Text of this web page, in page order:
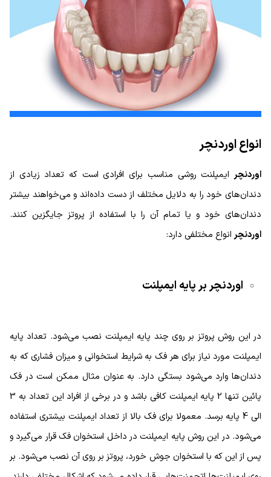
انواع اوردنچر
اوردنچر ایمپلنت روشی مناسب برای افرادی است که تعداد زیادی از
دندان‌های خود را به دلایل مختلف از دست داده‌اند و می‌خواهند بیشتر
دندان‌های خود و یا تمام آن را با استفاده از پروتز جایگزین کنند.
اوردنچر انواع مختلفی دارد:
اوردنچر بر پایه ایمپلنت
در این روش پروتز بر روی چند پایه ایمپلنت نصب می‌شود. تعداد پایه
ایمپلنت مورد نیاز برای هر فک به شرایط استخوانی و میزان فشاری که به
دندان‌ها وارد می‌شود بستگی دارد. به عنوان مثال ممکن است در فک
پائین تنها 2 پایه ایمپلنت کافی باشد و در برخی از افراد این تعداد به 3
الی 4 پایه برسد. معمولا برای فک بالا از تعداد ایمپلنت بیشتری استفاده
می‌شود. در این روش پایه ایمپلنت در داخل استخوان فک قرار می‌گیرد و
پس از این که با استخوان جوش خورد، پروتز بر روی آن نصب می‌شود. بر